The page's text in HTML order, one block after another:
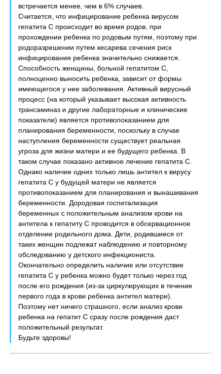
встречается менее, чем в 6% случаев.
Считается, что инфицирование ребенка вирусом
гепатита С происходит во время родов, при
прохождении ребенка по родовым путям, поэтому при
родоразрешении путем кесарева сечения риск
инфицирования ребенка значительно снижается.
Способность женщины, больной гепатитом С,
полноценно выносить ребенка, зависит от формы
имеющегося у нее заболевания. Активный вирусный
процесс (на который указывает высокая активность
трансаминаз и другие лабораторные и клинические
показатели) является противопоказанием для
планирования беременности, поскольку в случае
наступления беременности существует реальная
угроза для жизни матери и ее будущего ребенка. В
таком случае показано активное лечение гепатита С.
Однако наличие одних только лишь антител к вирусу
гепатита С у будущей матери не является
противопоказанием для планирования и вынашивания
беременности. Дородовая госпитализация
беременных с положительным анализом крови на
антитела к гепатиту С проводится в обсервационное
отделение родильного дома. Дети, родившиеся от
таких женщин подлежат наблюдению и повторному
обследованию у детского инфекциониста.
Окончательно определить наличие или отсутствие
гепатита С у ребенка можно будет только через год
после его рождения (из-за циркулирующих в течение
первого года в крови ребенка антител матери).
Поэтому нет ничего страшного, если анализ крови
ребенка на гепатит С сразу после рождения даст
положительный результат.
Будьте здоровы!